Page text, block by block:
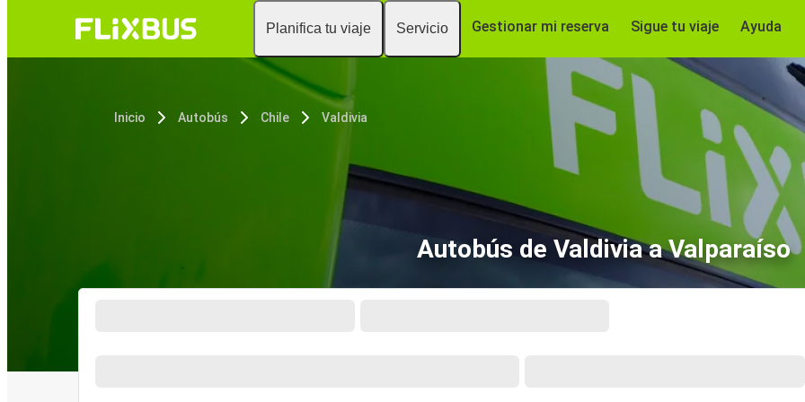
Planifica tu viaje Servicio Gestionar mi reserva Sigue tu viaje Ayuda
Inicio Autobús Chile Valdivia
Autobús de Valdivia a Valparaíso